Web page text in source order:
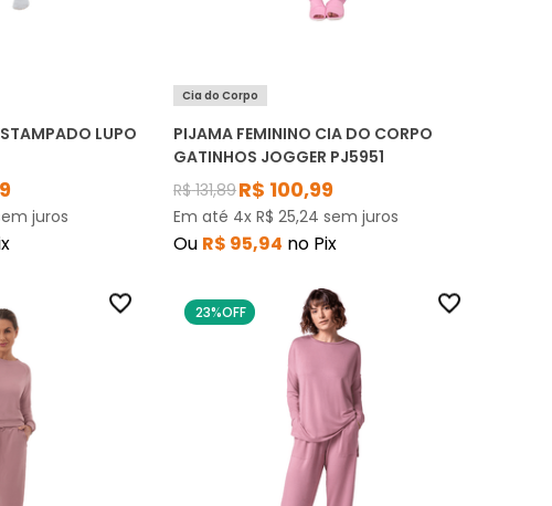
LUPO
juros
Cia do Corpo
PIJAMA FEMININO CIA DO CORPO
GATINHOS JOGGER PJ5951
R$ 131,89R$ 100,99
Em até 4xR$ 25,24 sem juros
Ou R$ 95,94 no Pix
23%OFF